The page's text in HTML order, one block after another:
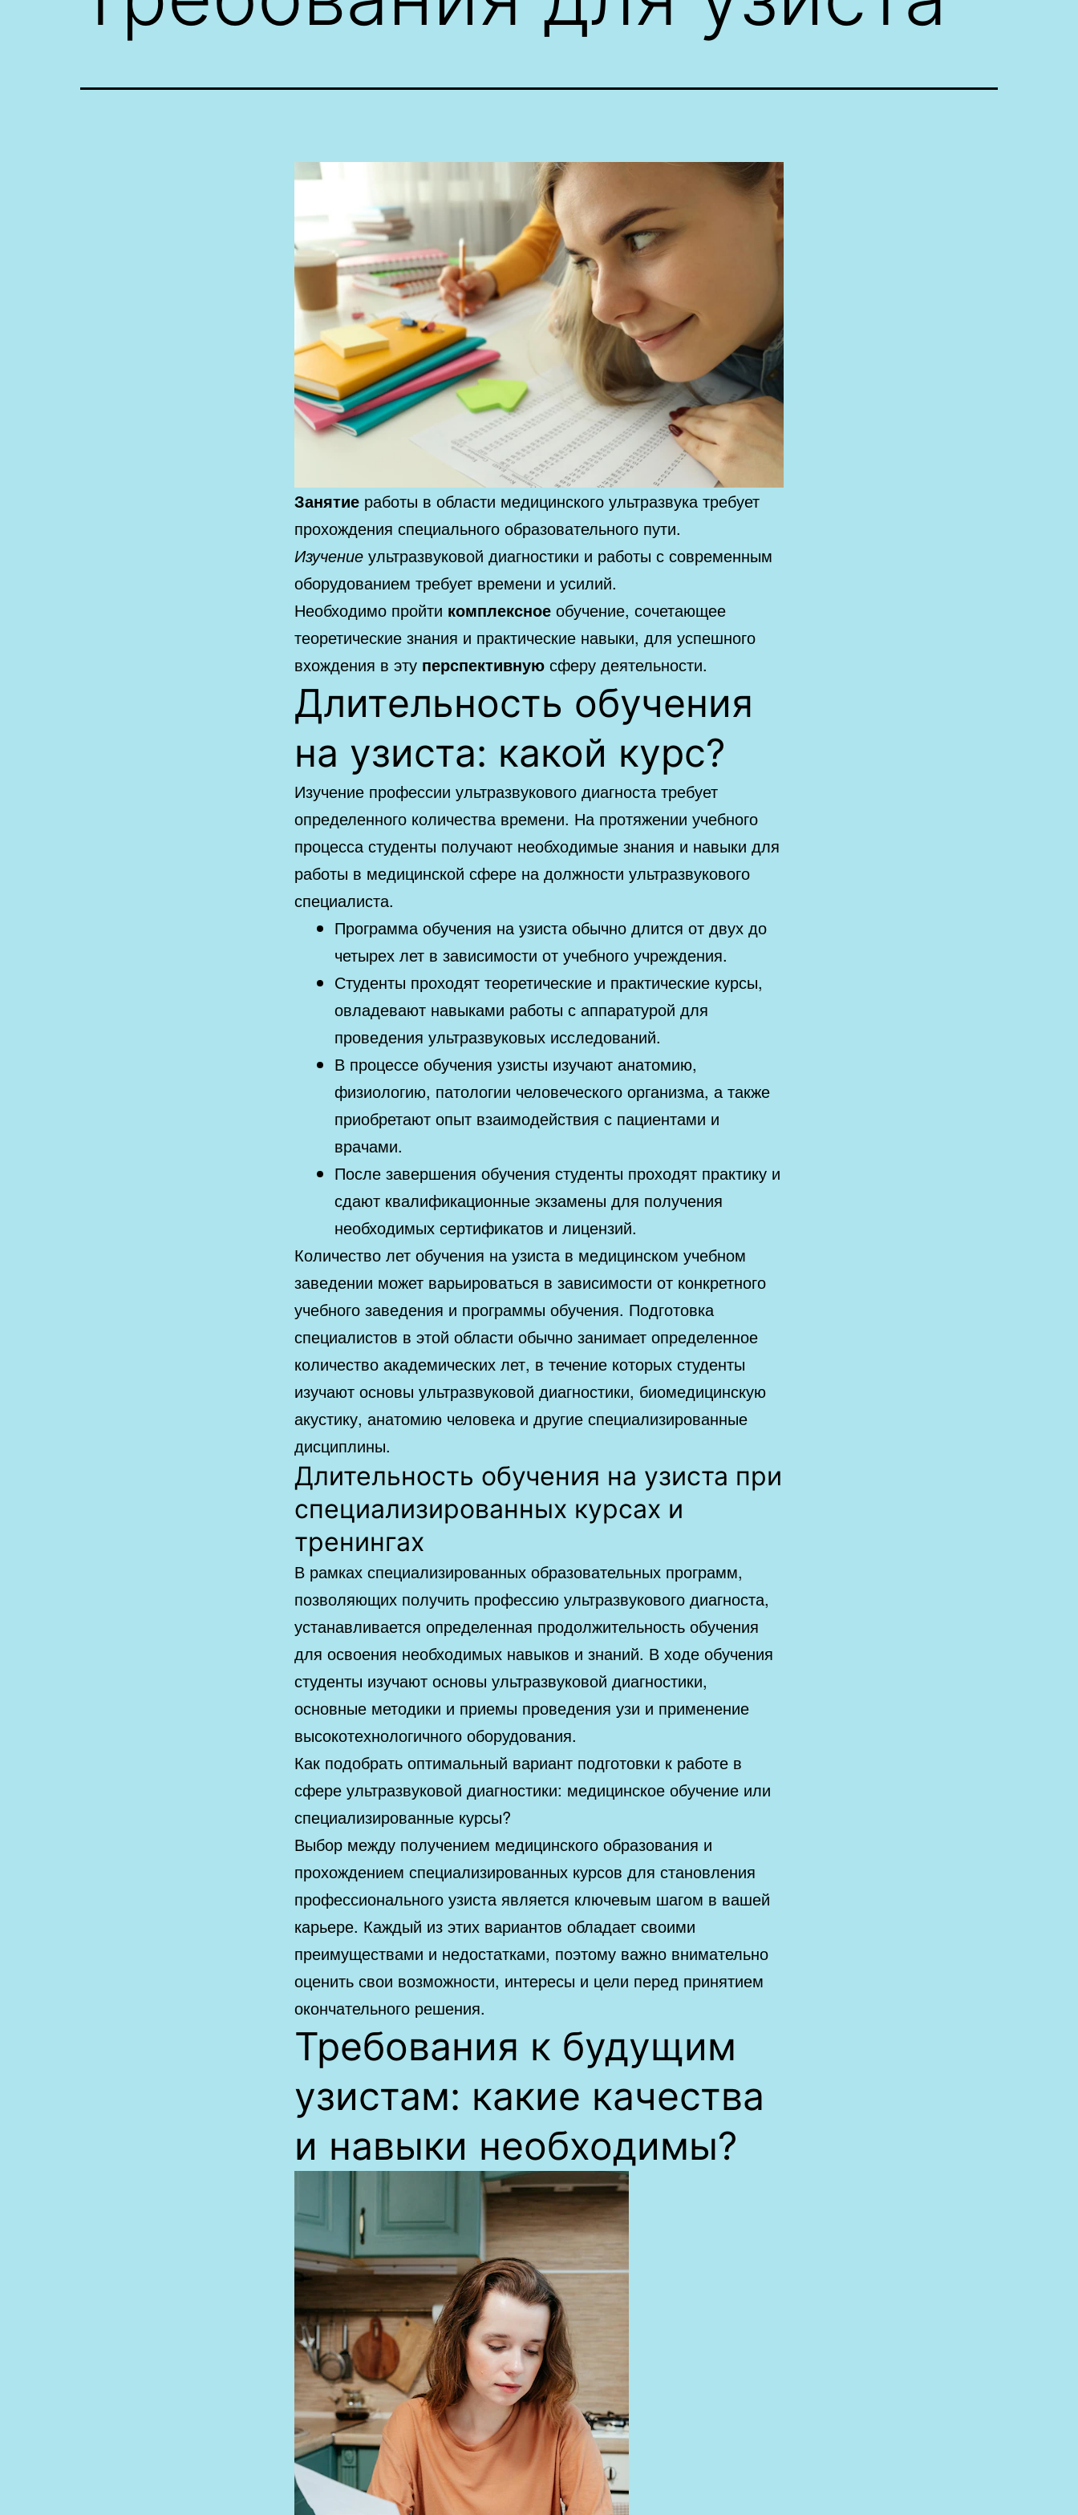
Занятие работы в области медицинского ультразвука требует
прохождения специального образовательного пути.
Изучение ультразвуковой диагностики и работы с современным
оборудованием требует времени и усилий.
Необходимо пройти комплексное обучение, сочетающее
теоретические знания и практические навыки, для успешного
вхождения в эту перспективную сферу деятельности.
Длительность обучения
на узиста: какой курс?
Изучение профессии ультразвукового диагноста требует
определенного количества времени. На протяжении учебного
процесса студенты получают необходимые знания и навыки для
работы в медицинской сфере на должности ультразвукового
специалиста.
Программа обучения на узиста обычно длится от двух до
четырех лет в зависимости от учебного учреждения.
Студенты проходят теоретические и практические курсы,
овладевают навыками работы с аппаратурой для
проведения ультразвуковых исследований.
В процессе обучения узисты изучают анатомию,
физиологию, патологии человеческого организма, а также
приобретают опыт взаимодействия с пациентами и
врачами.
После завершения обучения студенты проходят практику и
сдают квалификационные экзамены для получения
необходимых сертификатов и лицензий.
Количество лет обучения на узиста в медицинском учебном
заведении может варьироваться в зависимости от конкретного
учебного заведения и программы обучения. Подготовка
специалистов в этой области обычно занимает определенное
количество академических лет, в течение которых студенты
изучают основы ультразвуковой диагностики, биомедицинскую
акустику, анатомию человека и другие специализированные
дисциплины.
Длительность обучения на узиста при
специализированных курсах и
тренингах
В рамках специализированных образовательных программ,
позволяющих получить профессию ультразвукового диагноста,
устанавливается определенная продолжительность обучения
для освоения необходимых навыков и знаний. В ходе обучения
студенты изучают основы ультразвуковой диагностики,
основные методики и приемы проведения узи и применение
высокотехнологичного оборудования.
Как подобрать оптимальный вариант подготовки к работе в
сфере ультразвуковой диагностики: медицинское обучение или
специализированные курсы?
Выбор между получением медицинского образования и
прохождением специализированных курсов для становления
профессионального узиста является ключевым шагом в вашей
карьере. Каждый из этих вариантов обладает своими
преимуществами и недостатками, поэтому важно внимательно
оценить свои возможности, интересы и цели перед принятием
окончательного решения.
Требования к будущим
узистам: какие качества
и навыки необходимы?